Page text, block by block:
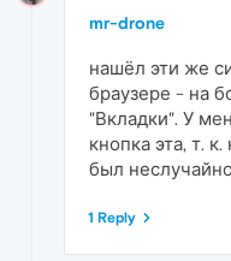
mr-drone
нашёл эти же
браузере - на
"Вкладки". У
кнопка эта, т.
был
1 Reply